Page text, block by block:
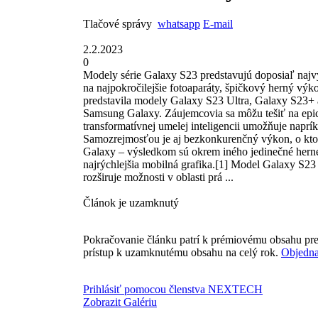
Tlačové správy whatsapp E-mail
2.2.2023
0
Modely série Galaxy S23 predstavujú doposiaľ
na najpokročilejšie fotoaparáty, špičkový herný
predstavila modely Galaxy S23 Ultra, Galaxy
Samsung Galaxy. Záujemcovia sa môžu tešiť na
transformatívnej umelej inteligencii umožňuje
Samozrejmosťou je aj bezkonkurenčný výkon, o
Galaxy – výsledkom sú okrem iného jedinečné
najrýchlejšia mobilná grafika.[1] Model Galaxy
rozširuje možnosti v oblasti prá ...
Článok je uzamknutý
Pokračovanie článku patrí k prémiovému obsahu
prístup k uzamknutému obsahu na celý rok.
Prihlásiť pomocou členstva NEXTECH
Zobrazit Galériu